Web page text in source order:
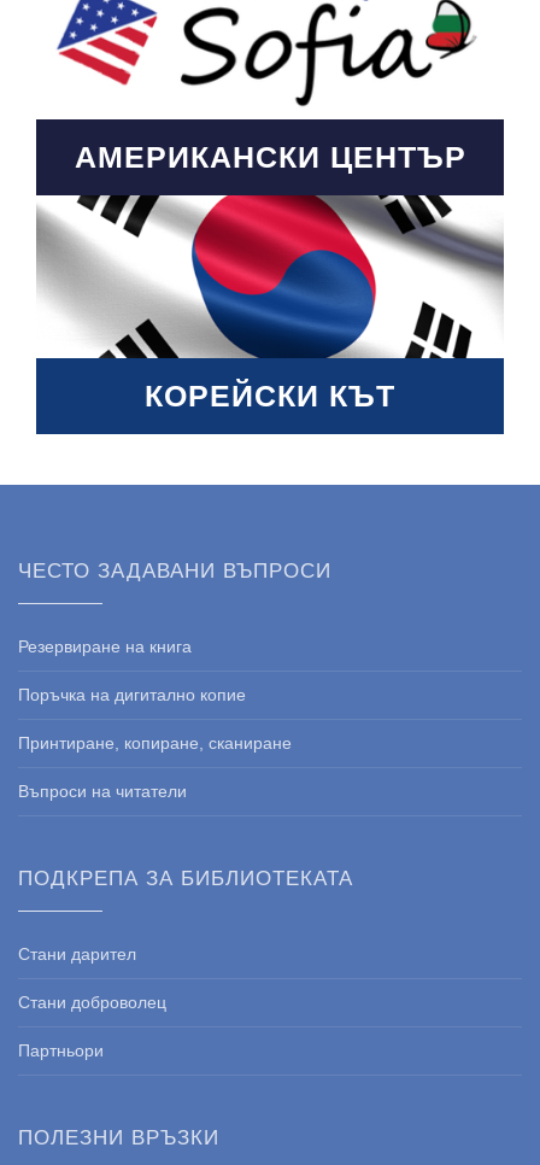
АМЕРИКАНСКИ ЦЕНТЪР
КОРЕЙСКИ КЪТ
ЧЕСТО ЗАДАВАНИ ВЪПРОСИ
Резервиране на книга
Поръчка на дигитално копие
Принтиране, копиране, сканиране
Въпроси на читатели
ПОДКРЕПА ЗА БИБЛИОТЕКАТА
Стани дарител
Стани доброволец
Партньори
ПОЛЕЗНИ ВРЪЗКИ